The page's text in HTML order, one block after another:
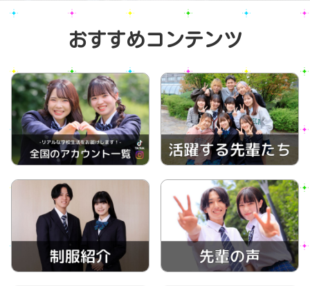
おすすめコンテンツ